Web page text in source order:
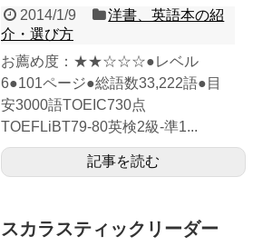
2014/1/9
洋書、英語本の紹
介・選び方
お薦め度：★★☆☆☆●レベル
6●101ページ●総語数33,222語●目
安3000語TOEIC730点
TOEFLiBT79-80英検2級-準1...
記事を読む
スカラスティックリーダー